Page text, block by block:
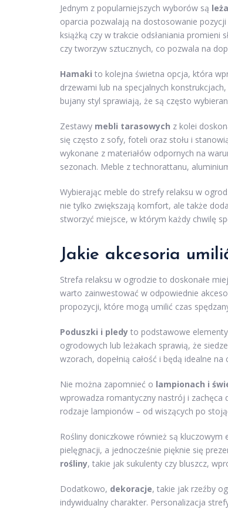
Jednym z popularniejszych wyborów są
oparcia pozwalają na dostosowanie
książką czy w trakcie odsłaniania promieni
czy tworzyw sztucznych, co pozwala na
Hamaki to kolejna świetna opcja, która
drzewami lub na specjalnych
bujany styl sprawiają, że są często
Zestawy mebli tarasowych z kolei
się często z sofy, foteli oraz stołu i
wykonane z materiałów odpornych na
sezonach. Meble z technorattanu,
Wybierając meble do strefy relaksu w
nie tylko zwiększają komfort, ale także
stworzyć miejsce, w którym każdy chwilę
Jakie akcesoria
Strefa relaksu w ogrodzie to doskonałe
warto zainwestować w odpowiednie
propozycji, które mogą umilić czas
Poduszki i pledy to podstawowe
ogrodowych lub leżakach sprawią, że
wzorach, dopełnią całość i będą idealne na
Nie można zapomnieć o lampionach i
wprowadza romantyczny nastrój i zachęca
rodzaje lampionów – od wiszących po
Rośliny doniczkowe również są
pielęgnacji, a jednocześnie pięknie się
rośliny, takie jak sukulenty czy bluszcz,
Dodatkowo, dekoracje, takie jak rzeźby
indywidualny charakter. Personalizacja